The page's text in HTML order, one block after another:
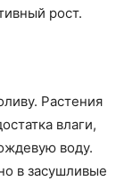
рост.
Растения
влаги,
воду.
в засушливые